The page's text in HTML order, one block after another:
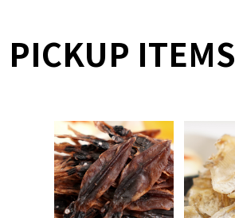
PICKUP ITEMS